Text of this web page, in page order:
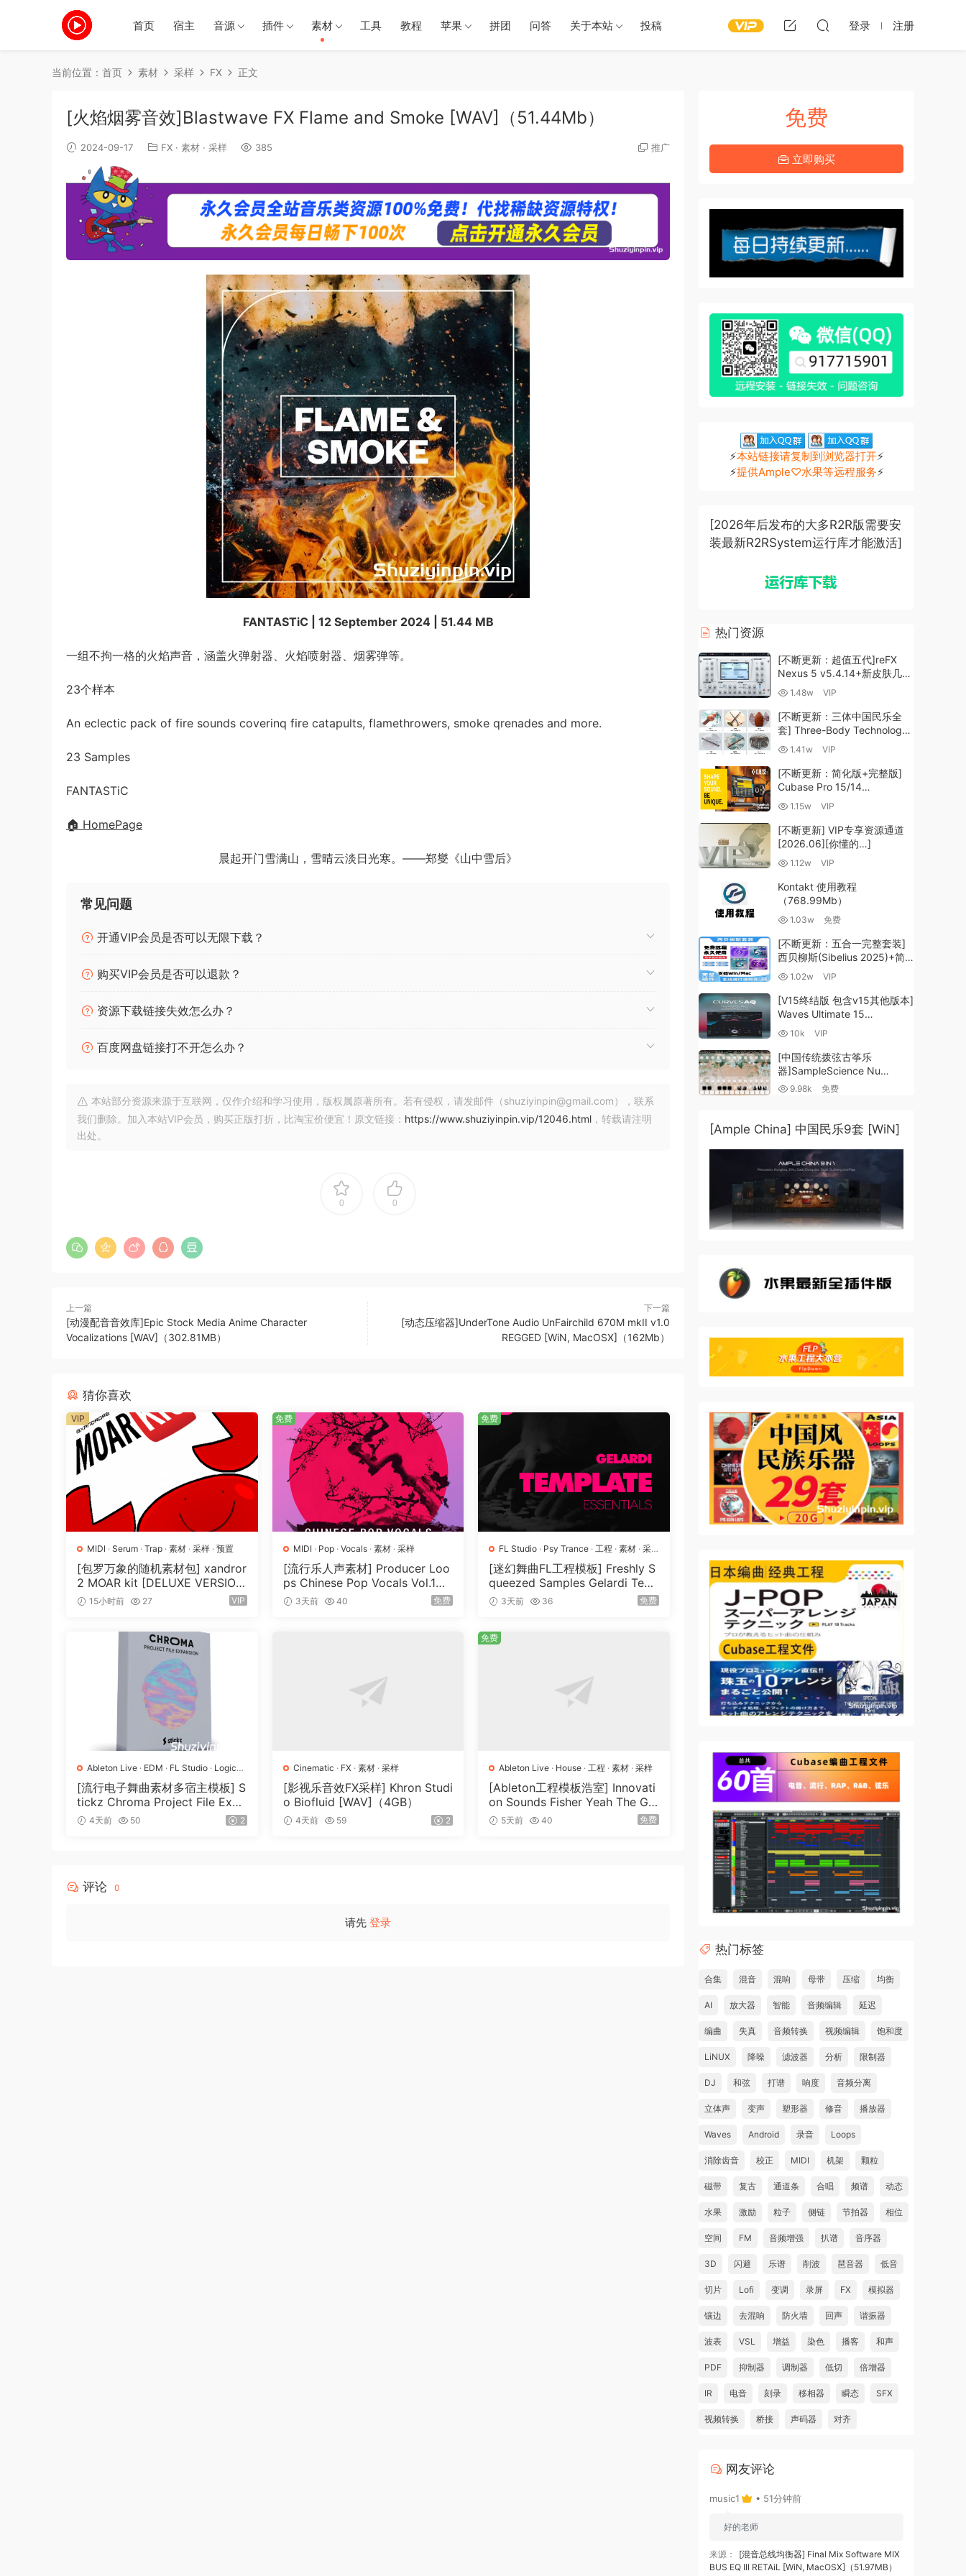
首页 宿主 音源 插件 素材 工具 教程 苹果 拼团 问答 关于本站 投稿 登录 注册
当前位置： 首页 素材 采样 FX 正文
[火焰烟雾音效]Blastwave FX Flame and Smoke [WAV]（51.44Mb）
2024-09-17 FX · 素材 · 采样 385 推广
FANTASTiC | 12 September 2024 | 51.44 MB
一组不拘一格的火焰声音，涵盖火弹射器、火焰喷射器、烟雾弹等。
23个样本
An eclectic pack of fire sounds coverinq fire catapults, flamethrowers, smoke qrenades and more.
23 Samples
FANTASTiC
🏠 HomePage
晨起开门雪满山，雪晴云淡日光寒。——郑燮《山中雪后》
常见问题
开通VIP会员是否可以无限下载？
购买VIP会员是否可以退款？
资源下载链接失效怎么办？
百度网盘链接打不开怎么办？
本站部分资源来源于互联网，仅作介绍和学习使用，版权属原著所有。若有侵权，请发邮件（shuziyinpin@gmail.com），联系
我们删除。加入本站VIP会员，购买正版打折，比淘宝价便宜！原文链接： https://www.shuziyinpin.vip/12046.html ，转载请注明
出处。
0 0
上一篇
[动漫配音音效库]Epic Stock Media Anime Character
Vocalizations [WAV]（302.81MB）
下一篇
[动态压缩器]UnderTone Audio UnFairchild 670M mkII v1.0
REGGED [WiN, MacOSX]（162Mb）
猜你喜欢
MIDI · Serum · Trap · 素材 · 采样 · 预置
[包罗万象的随机素材包] xandror
2 MOAR kit [DELUXE VERSIO
N] [WAV, MiDi]（3.1GB）
15小时前 27 VIP
VIP
MIDI · Pop· Vocals· 素材· 采样
[流行乐人声素材] Producer Loo
ps Chinese Pop Vocals Vol.1
[WAV, MiDi, REX]（3.21GB）
3天前 40 免费
免费
FL Studio · Psy Trance ·工程 ·素材 ·采
样
[迷幻舞曲FL工程模板] Freshly S
queezed Samples Gelardi Tem
plate Essentials Vol.1（54.7M
3天前 36 免费
免费
Ableton Live · EDM · FL Studio · Logic
Pro· Pop·工程 ·素材· 采样
[流行电子舞曲素材多宿主模板] S
tickz Chroma Project File Expa
nsion（2.53GB）
4天前 50 2
Cinematic · FX · 素材· 采样
[影视乐音效FX采样] Khron Studi
o Biofluid [WAV]（4GB）
4天前 59 2
Ableton Live · House ·工程 ·素材 ·采样
[Ableton工程模板浩室] Innovati
on Sounds Fisher Yeah The Gir
ls (Rmv Remake)（135.25MB）
5天前 40 免费
免费
评论 0
请先 登录
免费
立即购买
⚡本站链接请复制到浏览器打开⚡
⚡提供Ample♡水果等远程服务⚡
[2026年后发布的大多R2R版需要安
装最新R2RSystem运行库才能激活]
热门资源
[不断更新：超值五代]reFX
Nexus 5 v5.4.14+新皮肤几十
套+原厂+全套扩展+教程
1.48w VIP
[不断更新：三体中国民乐全
套] Three-Body Technology-
R2R [WiN, MacOSX]
1.41w VIP
[不断更新：简化版+完整版]
Cubase Pro 15/14
VR/R2R/U2B+原厂音源+插件
MacOSX]（704.0MB+）
1.15w VIP
[不断更新] VIP专享资源通道
[2026.06][你懂的…]
1.12w VIP
Kontakt 使用教程
（768.99Mb）
1.03w 免费
[不断更新：五合一完整套装]
西贝柳斯(Sibelius 2025)+简
谱插件V8+图片识别+音频识别
MacOSX]（80.48GB+）
1.02w VIP
[V15终结版 包含v15其他版本]
Waves Ultimate 15
v25.05.27+一键安装版+安装
MacOSX]
（4.1GB+10.2GB+9.6GB）
10k VIP
[中国传统拨弦古筝乐
器]SampleScience Nu
Guzheng v2.0 x64 VST
9.98k 免费
[Ample China] 中国民乐9套 [WiN]
热门标签
合集 混音 混响 母带 压缩 均衡
AI 放大器 智能 音频编辑 延迟
编曲 失真 音频转换 视频编辑 饱和度
LiNUX 降噪 滤波器 分析 限制器
DJ 和弦 打谱 响度 音频分离
立体声 变声 塑形器 修音 播放器
Waves Android 录音 Loops
消除齿音 校正 MIDI 机架 颗粒
磁带 复古 通道条 合唱 频谱 动态
水果 激励 粒子 侧链 节拍器 相位
空间 FM 音频增强 扒谱 音序器
3D 闪避 乐谱 削波 琶音器 低音
切片 Lofi 变调 录屏 FX 模拟器
镶边 去混响 防火墙 回声 谐振器
波表 VSL 增益 染色 播客 和声
PDF 抑制器 调制器 低切 倍增器
IR 电音 刻录 移相器 瞬态 SFX
视频转换 桥接 声码器 对齐
网友评论
music1 • 51分钟前
好的老师
来源：
[混音总线均衡器] Final Mix Software MIX
BUS EQ III RETAiL [WiN, MacOSX]（51.97MB）